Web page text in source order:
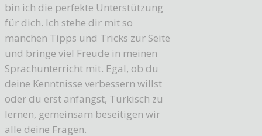
bin ich die perfekte Unterstützung
für dich. Ich stehe dir mit so
manchen Tipps und Tricks zur Seite
und bringe viel Freude in meinen
Sprachunterricht mit. Egal, ob du
deine Kenntnisse verbessern willst
oder du erst anfängst, Türkisch zu
lernen, gemeinsam beseitigen wir
alle deine Fragen.